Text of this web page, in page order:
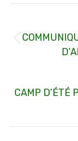
article
CAMP D’ÉTÉ